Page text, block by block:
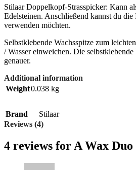
Stilaar Doppelkopf-Strasspicker: Kann
Edelsteinen. Anschließend kannst du
verwenden möchten.
Selbstklebende Wachsspitze zum
/ Wasser einweichen. Die
genauer.
Additional information
Weight0.038 kg
Brand
Stilaar
Reviews (4)
4 reviews for A Wax